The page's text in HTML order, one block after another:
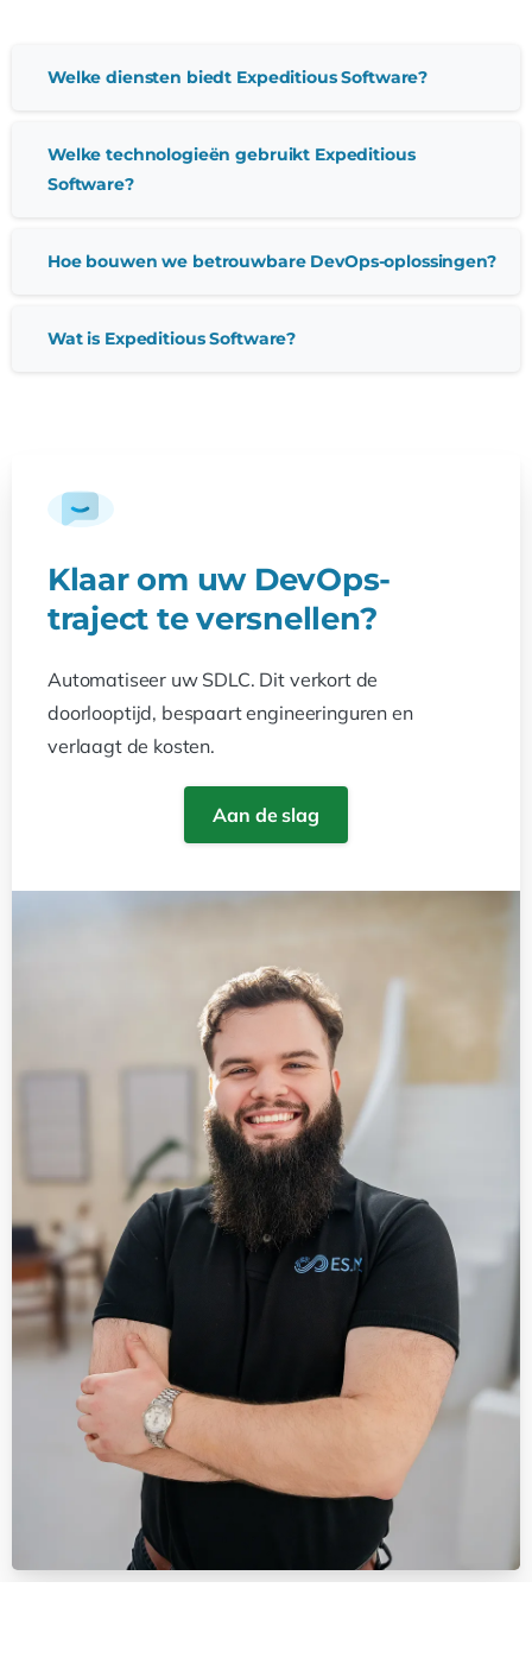
Welke diensten biedt Expeditious Software?
Welke technologieën gebruikt Expeditious
Software?
Hoe bouwen we betrouwbare DevOps-oplossingen?
Wat is Expeditious Software?
Klaar om uw DevOps-
traject te versnellen?
Automatiseer uw SDLC. Dit verkort de
doorlooptijd, bespaart engineeringuren en
verlaagt de kosten.
Aan de slag